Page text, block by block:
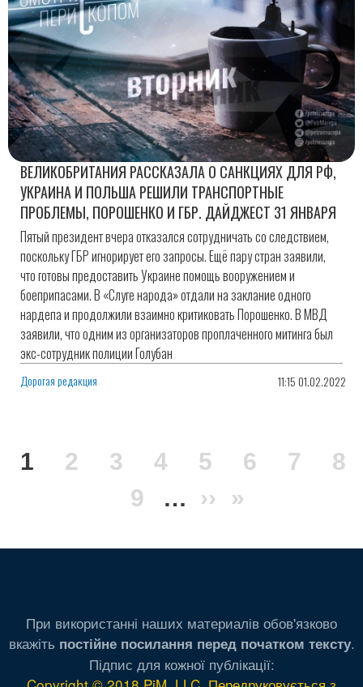
ВЕЛИКОБРИТАНИЯ РАССКАЗАЛА О САНКЦИЯХ ДЛЯ РФ,
УКРАИНА И ПОЛЬША РЕШИЛИ ТРАНСПОРТНЫЕ
ПРОБЛЕМЫ, ПОРОШЕНКО И ГБР. ДАЙДЖЕСТ 31 ЯНВАРЯ
Пятый президент вчера отказался сотрудничать со следствием,
поскольку ГБР игнорирует его запросы. Ещё пару стран заявили,
что готовы предоставить Украине помощь вооружением и
боеприпасами. В «Слуге народа» отдали на заклание одного
нардепа и продолжили взаимно критиковать Порошенко. В МВД
заявили, что одним из организаторов проплаченного митинга был
экс-сотрудник полиции Голубан
Дорогая редакция 11:15 01.02.2022
страниц
Текущая
страница
1 Page
2 Page
3 Page
4 Page
5 Page
6 Page
7
8
Page
9 …
Следующая
›› »
При використанні наших материалів обов'язково
вкажіть постійне посилання перед початком тексту.
Підпис для кожної публікації: